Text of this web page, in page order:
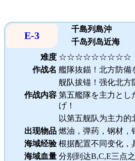
E-3
千島列島沖
千岛列岛近海
难度 ☆☆☆☆☆☆☆☆☆
作战名 艦隊抜錨！北方防備
舰队拔锚！强化北方
作战内容 第五艦隊を主力とし
げ！
以第五舰队为主力的
出现物品 燃油，弹药，钢材，
海域经验 根据配置不同变化，
海域血量 分别到达B,C,E三点